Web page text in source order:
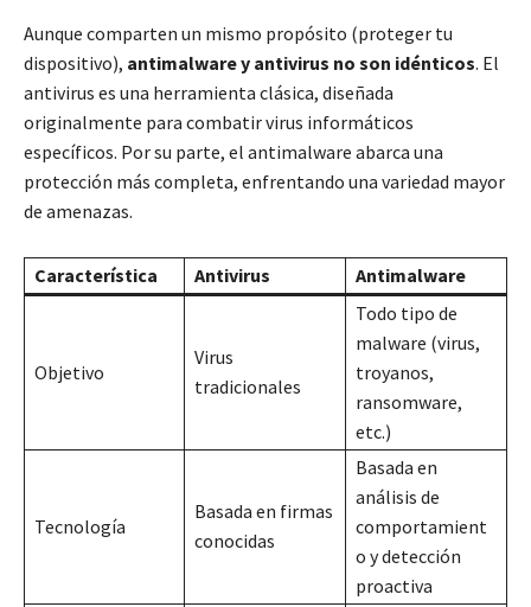
Aunque comparten un mismo propósito (proteger tu
dispositivo), antimalware y antivirus no son idénticos. El
antivirus es una herramienta clásica, diseñada
originalmente para combatir virus informáticos
específicos. Por su parte, el antimalware abarca una
protección más completa, enfrentando una variedad mayor
de amenazas.
Característica Antivirus Antimalware
Objetivo
Virus
tradicionales
Todo tipo de
malware (virus,
troyanos,
ransomware,
etc.)
Tecnología
Basada en firmas
conocidas
Basada en
análisis de
comportamient
o y detección
proactiva